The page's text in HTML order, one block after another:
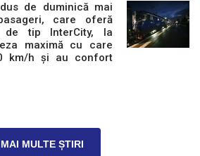
de duminică mai
care oferă
de tip InterCity, la
maximă cu care
km/h și au confort
MAI MULTE ȘTIRI